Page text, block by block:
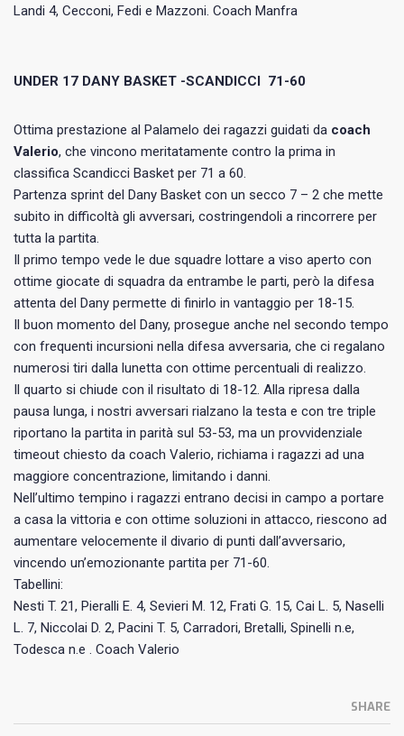
Landi 4, Cecconi, Fedi e Mazzoni. Coach Manfra
UNDER 17 DANY BASKET -SCANDICCI 71-60
Ottima prestazione al Palamelo dei ragazzi guidati da coach
Valerio, che vincono meritatamente contro la prima in
classifica Scandicci Basket per 71 a 60.
Partenza sprint del Dany Basket con un secco 7 – 2 che mette
subito in difficoltà gli avversari, costringendoli a rincorrere per
tutta la partita.
Il primo tempo vede le due squadre lottare a viso aperto con
ottime giocate di squadra da entrambe le parti, però la difesa
attenta del Dany permette di finirlo in vantaggio per 18-15.
Il buon momento del Dany, prosegue anche nel secondo tempo
con frequenti incursioni nella difesa avversaria, che ci regalano
numerosi tiri dalla lunetta con ottime percentuali di realizzo.
Il quarto si chiude con il risultato di 18-12. Alla ripresa dalla
pausa lunga, i nostri avversari rialzano la testa e con tre triple
riportano la partita in parità sul 53-53, ma un provvidenziale
timeout chiesto da coach Valerio, richiama i ragazzi ad una
maggiore concentrazione, limitando i danni.
Nell’ultimo tempino i ragazzi entrano decisi in campo a portare
a casa la vittoria e con ottime soluzioni in attacco, riescono ad
aumentare velocemente il divario di punti dall’avversario,
vincendo un’emozionante partita per 71-60.
Tabellini:
Nesti T. 21, Pieralli E. 4, Sevieri M. 12, Frati G. 15, Cai L. 5, Naselli
L. 7, Niccolai D. 2, Pacini T. 5, Carradori, Bretalli, Spinelli n.e,
Todesca n.e . Coach Valerio
SHARE